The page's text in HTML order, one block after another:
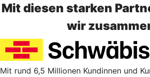
Mit diesen starken
wir
Mit rund 6,5 Millionen Kundinnen und